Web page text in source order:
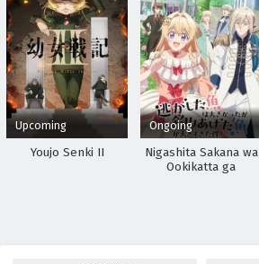
Upcoming
Youjo Senki II
Ongoing
Nigashita Sakana wa
Ookikatta ga